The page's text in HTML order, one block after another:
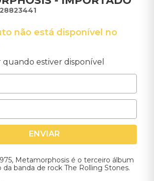
não está disponível no
estiver disponível
ENVIAR
Metamorphosis é o terceiro álbum
da banda de rock The Rolling Stones.